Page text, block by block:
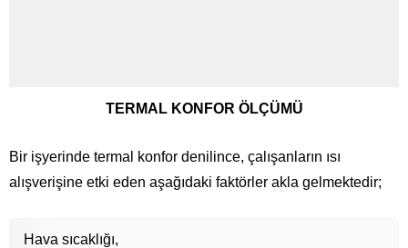
TERMAL KONFOR ÖLÇÜMÜ
Bir işyerinde termal konfor denilince, çalışanların ısı
alışverişine etki eden aşağıdaki faktörler akla gelmektedir;
Hava sıcaklığı,